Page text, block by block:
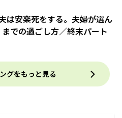
は安楽死をする。夫婦が選ん
での過ごし方／終末パート
グをもっと見る